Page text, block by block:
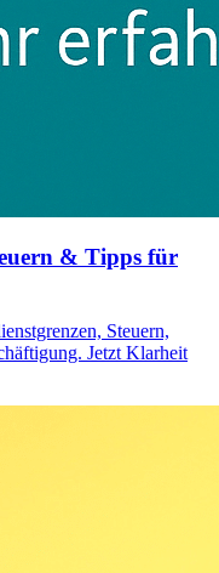
& Tipps für
Steuern,
Jetzt Klarheit